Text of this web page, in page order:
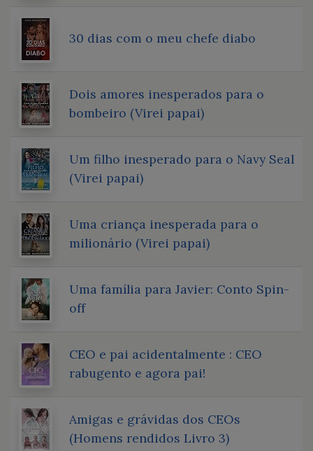
30 dias com o meu chefe diabo
Dois amores inesperados para o
bombeiro (Virei papai)
Um filho inesperado para o Navy Seal
(Virei papai)
Uma criança inesperada para o
milionário (Virei papai)
Uma família para Javier: Conto Spin-
off
CEO e pai acidentalmente : CEO
rabugento e agora pai!
Amigas e grávidas dos CEOs
(Homens rendidos Livro 3)